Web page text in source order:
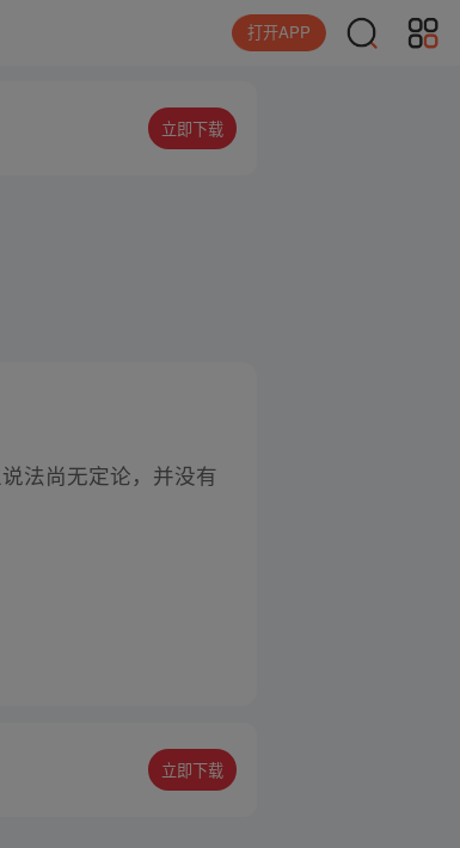
打开APP
立即下载
法尚无定论，并没有
立即下载